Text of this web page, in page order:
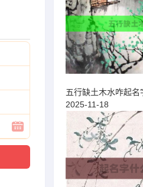
五行缺土木水咋起名
2025-11-18